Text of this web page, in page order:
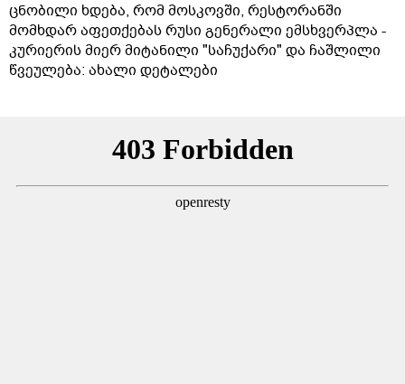
ცნობილი ხდება, რომ მოსკოვში, რესტორანში
მომხდარ აფეთქებას რუსი გენერალი ემსხვერპლა -
კურიერის მიერ მიტანილი "საჩუქარი" და ჩაშლილი
წვეულება: ახალი დეტალები